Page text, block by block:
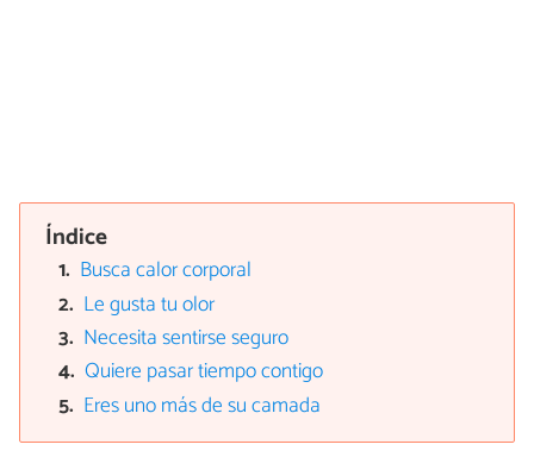
Índice
Busca calor corporal
Le gusta tu olor
Necesita sentirse seguro
Quiere pasar tiempo contigo
Eres uno más de su camada